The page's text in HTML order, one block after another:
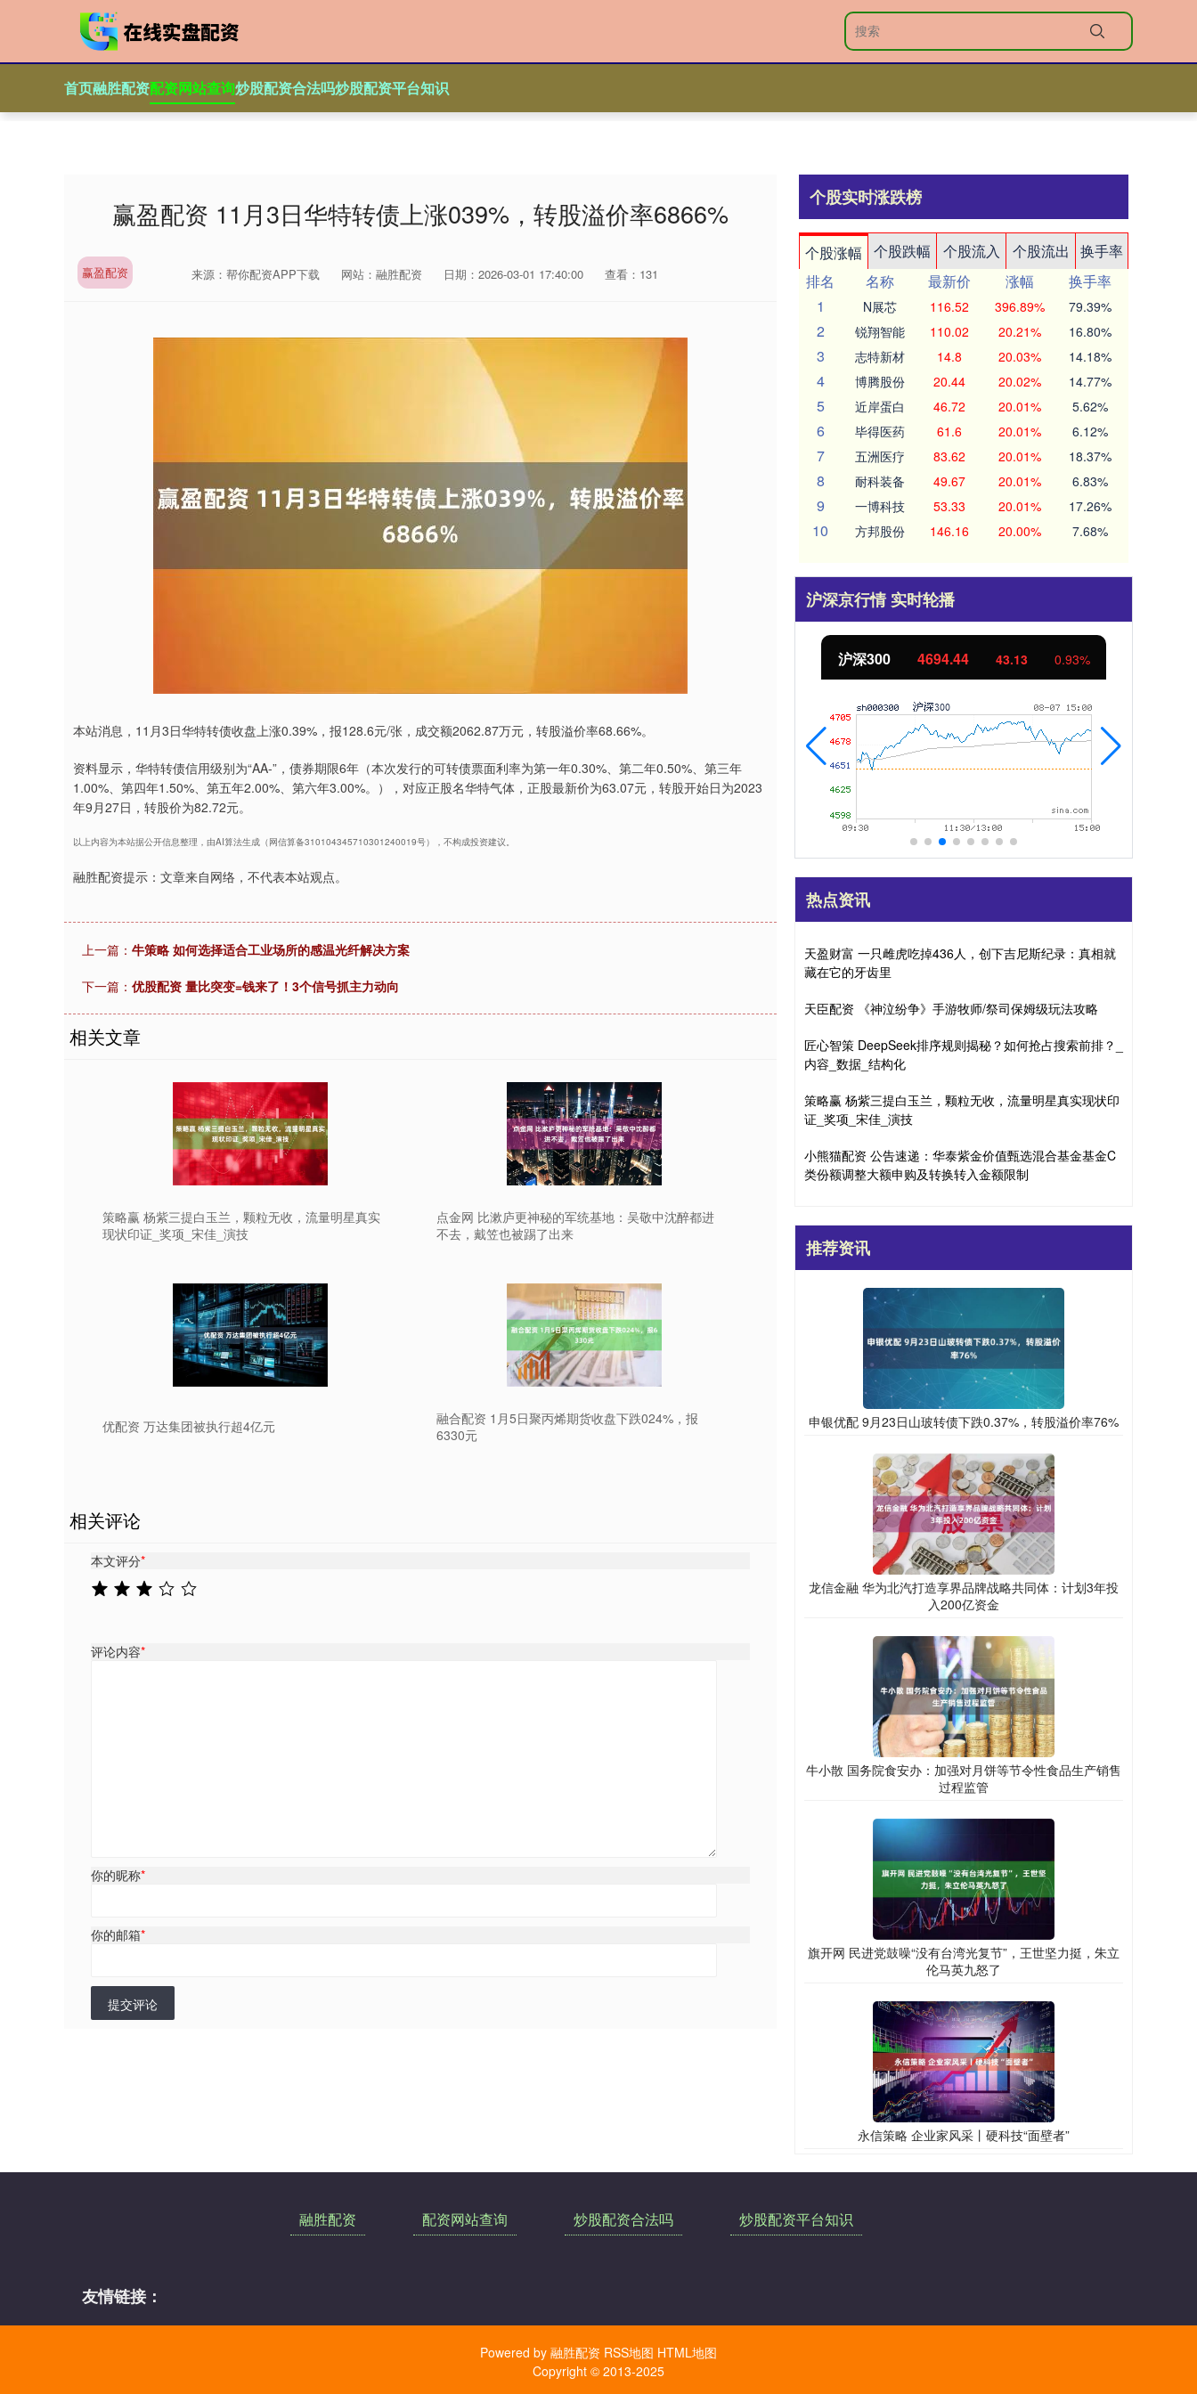
首页融胜配资配资网站查询炒股配资合法吗炒股配资平台知识
赢盈配资 11月3日华特转债上涨039%，转股溢价率6866%
赢盈配资 来源：帮你配资APP下载 网站：融胜配资 日期：2026-03-01 17:40:00 查看：131
本站消息，11月3日华特转债收盘上涨0.39%，报128.6元/张，成交额2062.87万元，转股溢价率68.66%。
资料显示，华特转债信用级别为“AA-”，债券期限6年（本次发行的可转债票面利率为第一年0.30%、第二年0.50%、第三年
1.00%、第四年1.50%、第五年2.00%、第六年3.00%。），对应正股名华特气体，正股最新价为63.07元，转股开始日为2023
年9月27日，转股价为82.72元。
以上内容为本站据公开信息整理，由AI算法生成（网信算备310104345710301240019号），不构成投资建议。
融胜配资提示：文章来自网络，不代表本站观点。
上一篇： 牛策略 如何选择适合工业场所的感温光纤解决方案
下一篇： 优股配资 量比突变=钱来了！3个信号抓主力动向
相关文章
策略赢 杨紫三提白玉兰，颗粒无收，流量明星真实
现状印证_奖项_宋佳_演技
点金网 比漱庐更神秘的军统基地：吴敬中沈醉都进
不去，戴笠也被踢了出来
优配资 万达集团被执行超4亿元
融合配资 1月5日聚丙烯期货收盘下跌024%，报
6330元
相关评论
本文评分*
评论内容*
你的昵称*
你的邮箱*
提交评论
个股实时涨跌榜
个股涨幅 个股跌幅 个股流入 个股流出
换手率
排名
名称 最新价 涨幅
换手率
1
N展芯 116.52 396.89% 79.39%
2 锐翔智能 110.02 20.21% 16.80%
3 志特新材 14.8 20.03% 14.18%
4 博腾股份 20.44 20.02% 14.77%
5 近岸蛋白 46.72 20.01% 5.62%
6 毕得医药 61.6 20.01% 6.12%
7 五洲医疗 83.62 20.01% 18.37%
8 耐科装备 49.67 20.01% 6.83%
9 一博科技 53.33 20.01% 17.26%
10 方邦股份 146.16 20.00% 7.68%
沪深京行情 实时轮播
北证50 1134.24 11.37 1.01%
热点资讯
天盈财富 一只雌虎吃掉436人，创下吉尼斯纪录：真相就
藏在它的牙齿里
天臣配资 《神泣纷争》手游牧师/祭司保姆级玩法攻略
匠心智策 DeepSeek排序规则揭秘？如何抢占搜索前排？_
内容_数据_结构化
策略赢 杨紫三提白玉兰，颗粒无收，流量明星真实现状印
证_奖项_宋佳_演技
小熊猫配资 公告速递：华泰紫金价值甄选混合基金基金C
类份额调整大额申购及转换转入金额限制
推荐资讯
申银优配 9月23日山玻转债下跌0.37%，转股溢价率76%
龙信金融 华为北汽打造享界品牌战略共同体：计划3年投
入200亿资金
牛小散 国务院食安办：加强对月饼等节令性食品生产销售
过程监管
旗开网 民进党鼓噪“没有台湾光复节”，王世坚力挺，朱立
伦马英九怒了
永信策略 企业家风采丨硬科技“面壁者”
融胜配资 配资网站查询 炒股配资合法吗 炒股配资平台知识
友情链接：
Powered by 融胜配资 RSS地图 HTML地图
Copyright © 2013-2025